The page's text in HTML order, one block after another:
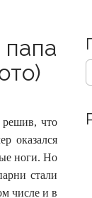
решив, что
оказался
ноги. Но
стали
числе и в
S
e
c